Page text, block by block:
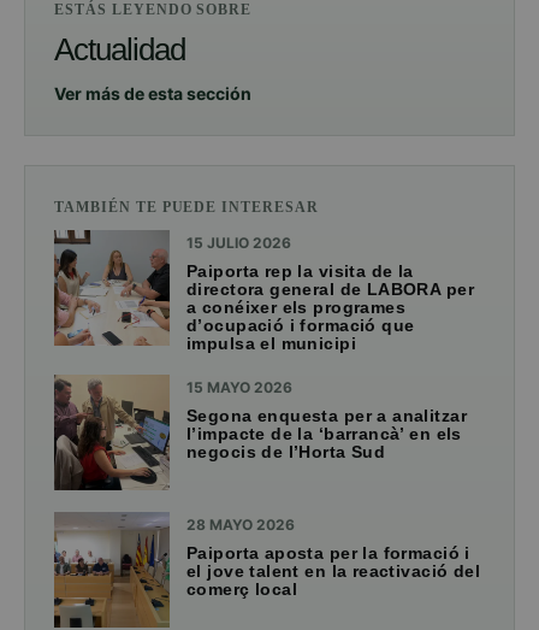
ESTÁS LEYENDO SOBRE
Actualidad
Ver más de esta sección
TAMBIÉN TE PUEDE INTERESAR
15 JULIO 2026
Paiporta rep la visita de la
directora general de LABORA per
a conéixer els programes
d’ocupació i formació que
impulsa el municipi
15 MAYO 2026
Segona enquesta per a analitzar
l’impacte de la ‘barrancà’ en els
negocis de l’Horta Sud
28 MAYO 2026
Paiporta aposta per la formació i
el jove talent en la reactivació del
comerç local